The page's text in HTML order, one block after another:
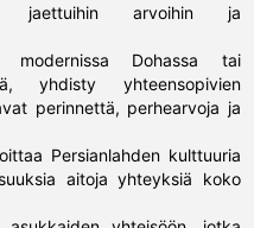
jaettuihin arvoihin ja
modernissa Dohassa tai
yhdisty yhteensopivien
perinnettä, perhearvoja ja
Persianlahden kulttuuria
aitoja yhteyksiä koko